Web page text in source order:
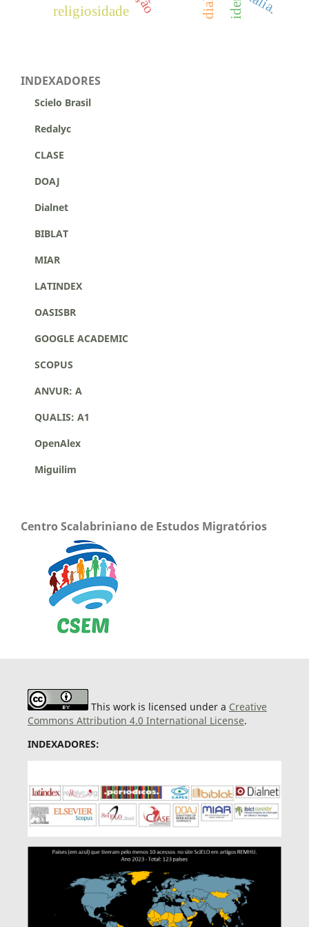
religiosidade
INDEXADORES
Scielo Brasil
Redalyc
CLASE
DOAJ
Dialnet
BIBLAT
MIAR
LATINDEX
OASISBR
GOOGLE ACADEMIC
SCOPUS
ANVUR: A
QUALIS: A1
OpenAlex
Miguilim
Centro Scalabriniano de Estudos Migratórios
This work is licensed under a Creative
Commons Attribution 4.0 International License.
INDEXADORES: